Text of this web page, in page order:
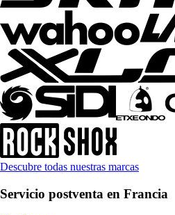
Descubre todas nuestras marcas
Servicio postventa en Francia